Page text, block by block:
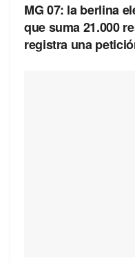
MG 07: la berlina
que suma 21.000
registra una